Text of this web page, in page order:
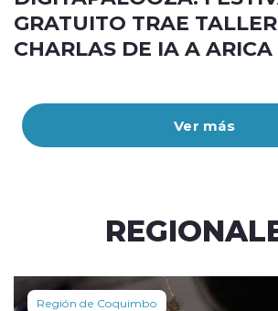
Ver más
GRATUITO TRAE
CHARLAS DE IA A ARICA
Región de Coquimbo